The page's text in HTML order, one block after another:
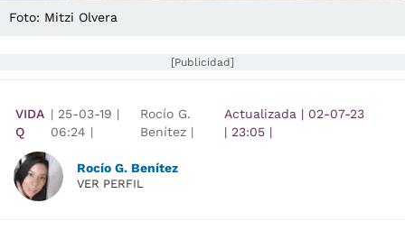
Foto: Mitzi Olvera
[Publicidad]
VIDA
Q
| 25-03-19 |
06:24 |
Rocío G.
Benítez |
Actualizada | 02-07-23
| 23:05 |
Rocío G. Benítez
VER PERFIL